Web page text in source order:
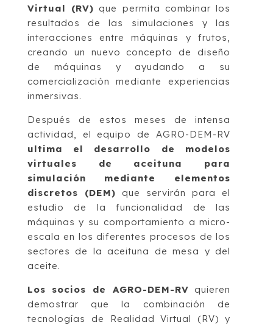
Virtual (RV) que permita combinar los
resultados de las simulaciones y las
interacciones entre máquinas y frutos,
creando un nuevo concepto de diseño
de máquinas y ayudando a su
comercialización mediante experiencias
inmersivas.
Después de estos meses de intensa
actividad, el equipo de AGRO-DEM-RV
ultima el desarrollo de modelos
virtuales de aceituna para
simulación mediante elementos
discretos (DEM) que servirán para el
estudio de la funcionalidad de las
máquinas y su comportamiento a micro-
escala en los diferentes procesos de los
sectores de la aceituna de mesa y del
aceite.
Los socios de AGRO-DEM-RV quieren
demostrar que la combinación de
tecnologías de Realidad Virtual (RV) y